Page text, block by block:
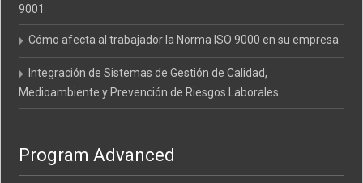
9001
Cómo afecta al trabajador la Norma ISO 9000 en su empresa
Integración de Sistemas de Gestión de Calidad,
Medioambiente y Prevención de Riesgos Laborales
Program Advanced